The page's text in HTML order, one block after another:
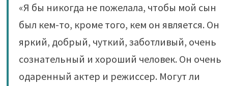
«Я бы никогда не пожелала, чтобы мой сын
был кем-то, кроме того, кем он является. Он
яркий, добрый, чуткий, заботливый, очень
сознательный и хороший человек. Он очень
одаренный актер и режиссер. Могут ли